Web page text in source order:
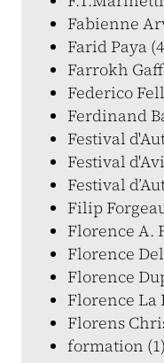
Fabienne
Farid Paya
Farrokh
Federico
Ferdinand
Festival
Festival
Festival
Filip
Florence A.
Florence
Florence
Florence La
Florens
formation (1)